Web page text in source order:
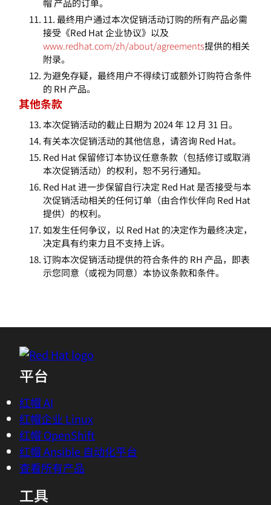
帽 产品的订单。
11. 最终用户通过本次促销活动订购的所有产品必需
接受《Red Hat 企业协议》以及
www.redhat.com/zh/about/agreements提供的相关
附录。
为避免存疑，最终用户不得续订或额外订购符合条件
的 RH 产品。
其他条款
本次促销活动的截止日期为 2024 年 12 月 31 日。
有关本次促销活动的其他信息，请咨询 Red Hat。
Red Hat 保留修订本协议任意条款（包括修订或取消
本次促销活动）的权利，恕不另行通知。
Red Hat 进一步保留自行决定 Red Hat 是否接受与本
次促销活动相关的任何订单（由合作伙伴向 Red Hat
提供）的权利。
如发生任何争议，以 Red Hat 的决定作为最终决定，
决定具有约束力且不支持上诉。
订购本次促销活动提供的符合条件的 RH 产品，即表
示您同意（或视为同意）本协议条款和条件。
平台
红帽 AI
红帽企业 Linux
红帽 OpenShift
红帽 Ansible 自动化平台
查看所有产品
工具